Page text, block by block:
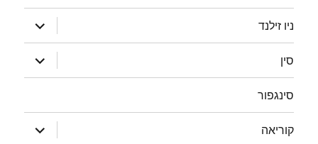
ניו זילנד
הצג
תפריט
סין
הצג
תפריט
סינגפור
קוריאה
הצג
תפריט